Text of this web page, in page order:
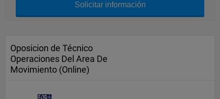
Solicitar información
Oposicion de Técnico
Operaciones Del Area De
Movimiento (Online)